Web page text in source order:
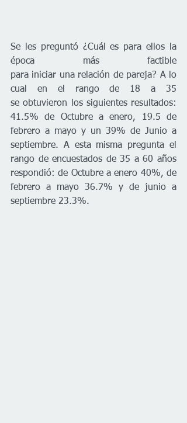
Se les preguntó ¿Cuál es para ellos la
época más factible
para iniciar una relación de pareja? A lo
cual en el rango de 18 a 35
se obtuvieron los siguientes resultados:
41.5% de Octubre a enero, 19.5 de
febrero a mayo y un 39% de Junio a
septiembre. A esta misma pregunta el
rango de encuestados de 35 a 60 años
respondió: de Octubre a enero 40%, de
febrero a mayo 36.7% y de junio a
septiembre 23.3%.